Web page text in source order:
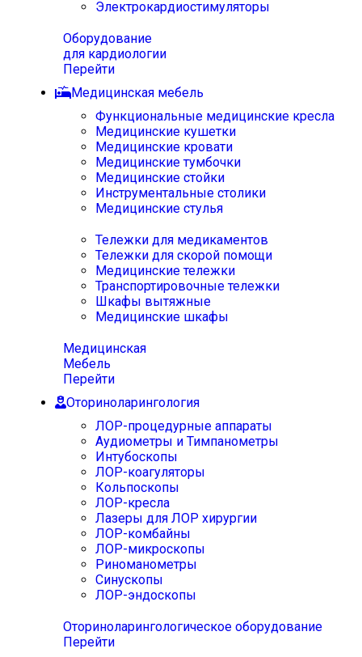
Электрокардиостимуляторы
Оборудование
для кардиологии
Перейти
Медицинская мебель
Функциональные медицинские кресла
Медицинские кушетки
Медицинские кровати
Медицинские тумбочки
Медицинские стойки
Инструментальные столики
Медицинские стулья
Тележки для медикаментов
Тележки для скорой помощи
Медицинские тележки
Транспортировочные тележки
Шкафы вытяжные
Медицинские шкафы
Медицинская
Мебель
Перейти
Оториноларингология
ЛОР-процедурные аппараты
Аудиометры и Тимпанометры
Интубоскопы
ЛОР-коагуляторы
Кольпоскопы
ЛОР-кресла
Лазеры для ЛОР хирургии
ЛОР-комбайны
ЛОР-микроскопы
Риноманометры
Синускопы
ЛОР-эндоскопы
Оториноларингологическое оборудование
Перейти